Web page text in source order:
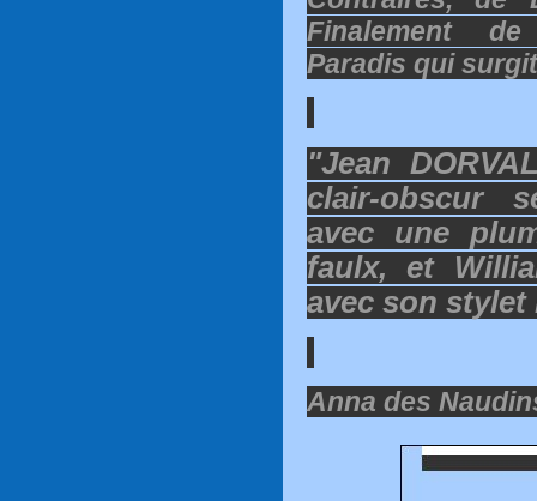
Finalement
Paradis qui
"Jean
clair-obscur
avec une
faulx, et
avec son
Anna des